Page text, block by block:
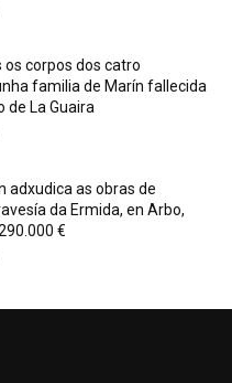
os corpos dos catro
familia de Marín fallecida
de La Guaira
adxudica as obras de
da Ermida, en Arbo,
€